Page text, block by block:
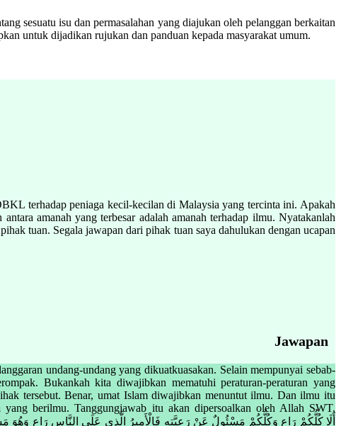
sesuatu isu dan permasalahan yang diajukan oleh pelanggan berkaitan
untuk dijadikan rujukan dan panduan kepada masyarakat umum.
terhadap peniaga kecil-kecilan di Malaysia yang tercinta ini. Apakah
amanah yang terbesar adalah amanah terhadap ilmu. Nyatakanlah
tuan. Segala jawapan dari pihak tuan saya dahulukan dengan ucapan
Jawapan
undang-undang yang dikuatkuasakan. Selain mempunyai sebab-
Bukankah kita diwajibkan mematuhi peraturan-peraturan yang
tersebut. Benar, umat Islam diwajibkan menuntut ilmu. Dan ilmu itu
yang berilmu. Tanggungjawab itu akan dipersoalkan oleh Allah SWT,